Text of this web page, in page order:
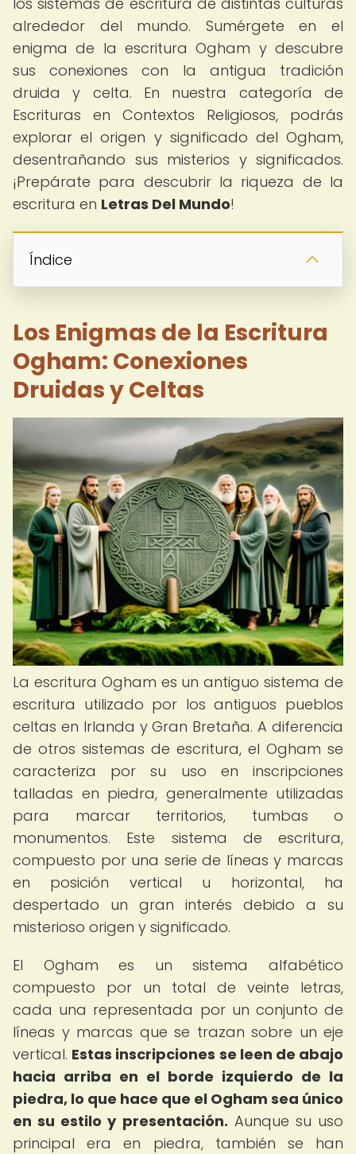
alrededor del mundo. Sumérgete en el
enigma de la escritura Ogham y descubre
sus conexiones con la antigua tradición
druida y celta. En nuestra categoría de
Escrituras en Contextos Religiosos, podrás
explorar el origen y significado del Ogham,
desentrañando sus misterios y significados.
¡Prepárate para descubrir la riqueza de la
escritura en Letras Del Mundo!
Índice
Los Enigmas de la Escritura
Ogham: Conexiones
Druidas y Celtas
La escritura Ogham es un antiguo sistema de
escritura utilizado por los antiguos pueblos
celtas en Irlanda y Gran Bretaña. A diferencia
de otros sistemas de escritura, el Ogham se
caracteriza por su uso en inscripciones
talladas en piedra, generalmente utilizadas
para marcar territorios, tumbas o
monumentos. Este sistema de escritura,
compuesto por una serie de líneas y marcas
en posición vertical u horizontal, ha
despertado un gran interés debido a su
misterioso origen y significado.
El Ogham es un sistema alfabético
compuesto por un total de veinte letras,
cada una representada por un conjunto de
líneas y marcas que se trazan sobre un eje
vertical. Estas inscripciones se leen de abajo
hacia arriba en el borde izquierdo de la
piedra, lo que hace que el Ogham sea único
en su estilo y presentación. Aunque su uso
principal era en piedra, también se han